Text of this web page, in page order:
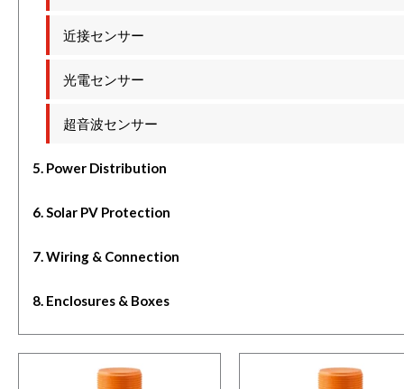
近接センサー
光電センサー
超音波センサー
5. Power Distribution
6. Solar PV Protection
7. Wiring & Connection
8. Enclosures & Boxes